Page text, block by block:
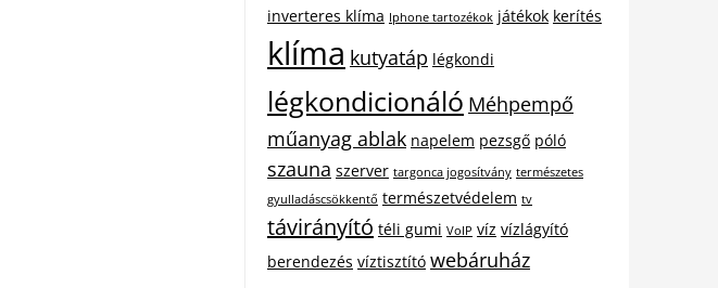
inverteres klíma Iphone tartozékok játékok kerítés
klíma kutyatáp légkondi
légkondicionáló Méhpempő
műanyag ablak napelem pezsgő póló
szauna szerver targonca jogosítvány természetes
gyulladáscsökkentő természetvédelem tv
távirányító téli gumi VoIP víz vízlágyító
berendezés víztisztító webáruház